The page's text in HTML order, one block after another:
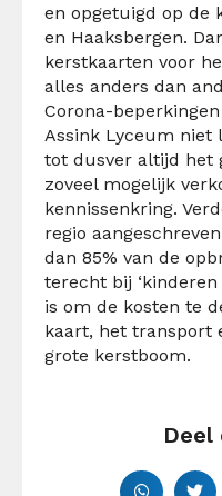
en opgetuigd op de
en Haaksbergen.
kerstkaarten voor
alles anders dan
Corona-
Assink Lyceum niet
tot dusver altijd het
zoveel mogelijk
kennissenkring.
regio
dan 85% van de
terecht bij ‘kinderen
is om de kosten te
kaart, het transport
grote kerstboom.